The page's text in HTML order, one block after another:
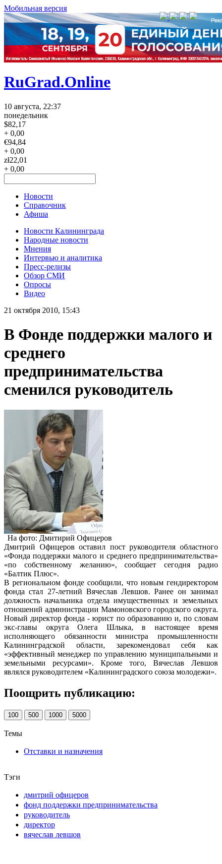
Мобильная версия
RuGrad.Online
10 августа, 22:37
понедельник
$82,17
+ 0,00
€94,84
+ 0,00
zł22,01
+ 0,00
Новости
Справочник
Афиша
Новости Калининграда
Народные новости
Мнения
Интервью и аналитика
Пресс-релизы
Обзор СМИ
Опросы
Видео
21 октября 2010, 15:43
В Фонде поддержки малого и
среднего
предпринимательства
сменился руководитель
На фото: Дмитирий Офицеров
Дмитрий Офицеров оставил пост руководителя областного
«Фонда поддержки малого и среднего предпринимательства»
«по собственному желанию», сообщает сегодня радио
«Балтик Плюс».
В региональном фонде сообщили, что новым гендиректором
фонда стал 27-летний Вячеслав Левшов. Ранее он занимал
должность начальника отдела имущественных и земельных
отношений администрации Мамоновского городского округа.
Новый директор фонда - юрист по образованию и, по словам
экс-главы округа Олега Шлыка, в настоящее время
исполняющего обязанности министра промышленности
Калининградской области, зарекомендовал себя как
«эффективный менеджер по управлению муниципальными и
земельными ресурсами». Кроме того, Вячеслав Левшов
являлся руководителем «Калининградского союза молодежи».
Поощрить публикацию:
100 500 1000 5000
Темы
Отставки и назначения
Тэги
дмитрий офицеров
фонд поддержки предпринимательства
руководитель
директор
вячеслав левшов